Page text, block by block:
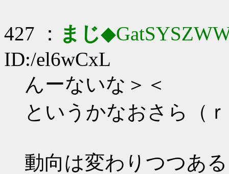
427 ： まじ
ID:/el6wCxL
んーないな＞＜
というかなおさら（
動向は変わりつつある